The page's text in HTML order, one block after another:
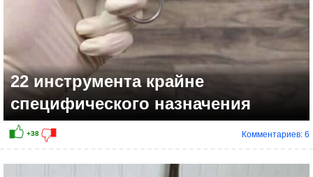
22 инструмента крайне
специфического назначения
Комментариев: 6